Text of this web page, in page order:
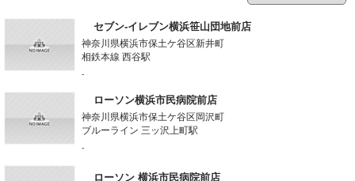
セブン‐イレブン横浜笹山団地前店
神奈川県横浜市保土ケ谷区新井町
相鉄本線 西谷駅
-
ローソン横浜市民病院前店
神奈川県横浜市保土ケ谷区岡沢町
ブルーライン 三ッ沢上町駅
-
ローソン 横浜市民病院前店